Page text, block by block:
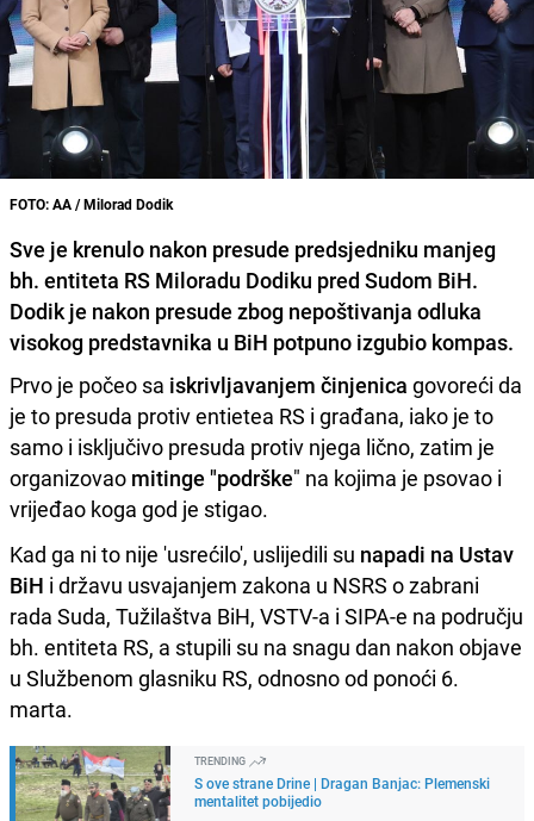
FOTO: AA / Milorad Dodik
Sve je krenulo nakon presude predsjedniku manjeg
bh. entiteta RS Miloradu Dodiku pred Sudom BiH.
Dodik je nakon presude zbog nepoštivanja odluka
visokog predstavnika u BiH potpuno izgubio kompas.
Prvo je počeo sa iskrivljavanjem činjenica govoreći da
je to presuda protiv entietea RS i građana, iako je to
samo i isključivo presuda protiv njega lično, zatim je
organizovao mitinge "podrške" na kojima je psovao i
vrijeđao koga god je stigao.
Kad ga ni to nije 'usrećilo', uslijedili su napadi na Ustav
BiH i državu usvajanjem zakona u NSRS o zabrani
rada Suda, Tužilaštva BiH, VSTV-a i SIPA-e na području
bh. entiteta RS, a stupili su na snagu dan nakon objave
u Službenom glasniku RS, odnosno od ponoći 6.
marta.
TRENDING
S ove strane Drine | Dragan Banjac: Plemenski
mentalitet pobijedio